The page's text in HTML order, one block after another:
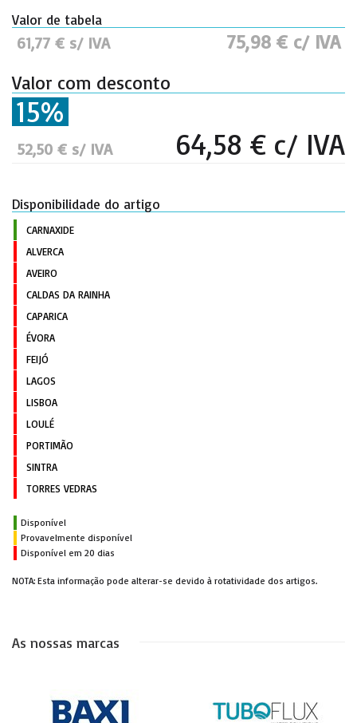
Valor de tabela
61,77 € s/ IVA 75,98 € c/ IVA
Valor com desconto
15%
52,50 € s/ IVA 64,58 € c/ IVA
Disponibilidade do artigo
CARNAXIDE
ALVERCA
AVEIRO
CALDAS DA RAINHA
CAPARICA
ÉVORA
FEIJÓ
LAGOS
LISBOA
LOULÉ
PORTIMÃO
SINTRA
TORRES VEDRAS
Disponível
Provavelmente disponível
Disponível em 20 dias
NOTA: Esta informação pode alterar-se devido à rotatividade dos artigos.
As nossas marcas